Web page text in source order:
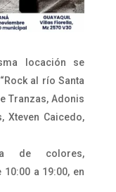
locación se
al río Santa
Tranzas, Adonis
Xteven Caicedo,
de colores,
a 19:00, en